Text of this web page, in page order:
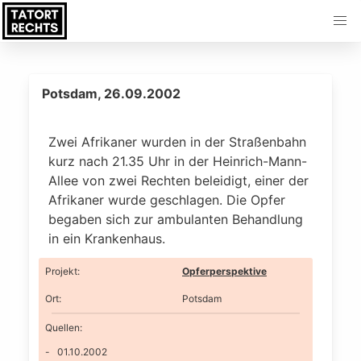
Potsdam, 26.09.2002
Zwei Afrikaner wurden in der Straßenbahn
kurz nach 21.35 Uhr in der Heinrich-Mann-
Allee von zwei Rechten beleidigt, einer der
Afrikaner wurde geschlagen. Die Opfer
begaben sich zur ambulanten Behandlung
in ein Krankenhaus.
Projekt: Opferperspektive
Ort: Potsdam
Quellen:
01.10.2002